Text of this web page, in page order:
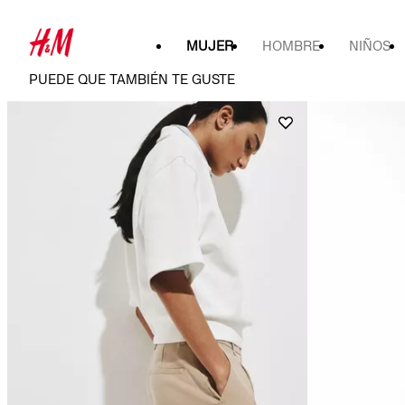
MUJER HOMBRE NIÑOS
PUEDE QUE TAMBIÉN TE GUSTE